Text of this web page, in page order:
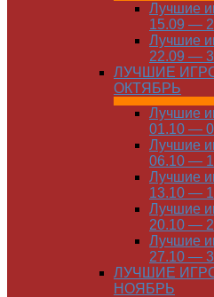
Лучшие
15.09 —
Лучшие
22.09 —
ЛУЧШИЕ
ОКТЯБРЬ
Лучшие
01.10 —
Лучшие
06.10 —
Лучшие
13.10 —
Лучшие
20.10 —
Лучшие
27.10 —
ЛУЧШИЕ
НОЯБРЬ